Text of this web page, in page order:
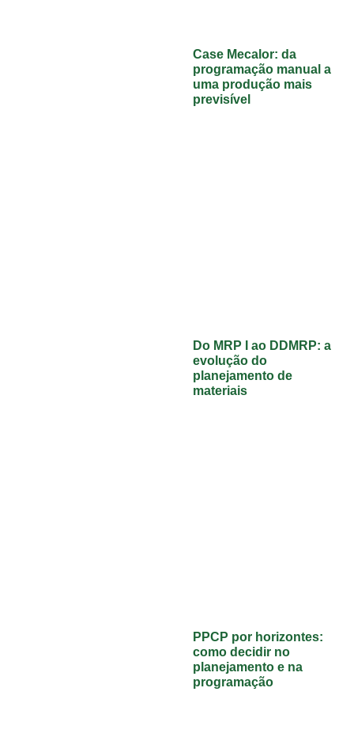
Case Mecalor: da
programação manual a
uma produção mais
previsível
Do MRP I ao DDMRP: a
evolução do
planejamento de
materiais
PPCP por horizontes:
como decidir no
planejamento e na
programação